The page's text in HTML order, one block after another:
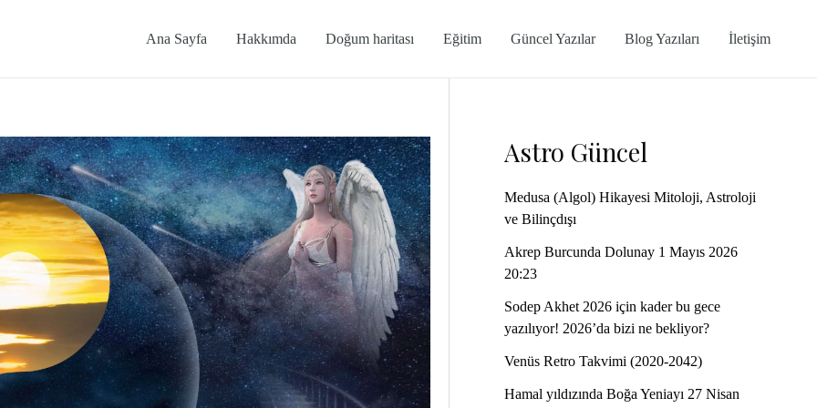
Ana Sayfa Hakkımda Doğum haritası Eğitim Güncel Yazılar Blog Yazıları İletişim
Astro Güncel
Medusa (Algol) Hikayesi Mitoloji, Astroloji
ve Bilinçdışı
Akrep Burcunda Dolunay 1 Mayıs 2026
20:23
Sodep Akhet 2026 için kader bu gece
yazılıyor! 2026’da bizi ne bekliyor?
Venüs Retro Takvimi (2020-2042)
Hamal yıldızında Boğa Yeniayı 27 Nisan